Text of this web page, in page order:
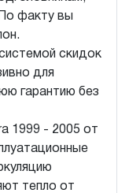
факту вы
скидок
для
гарантию без
1999 - 2005 от
тепло от